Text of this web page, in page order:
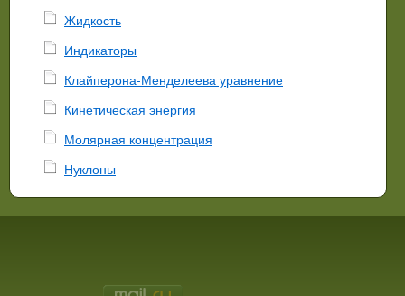
Жидкость
Индикаторы
Клайперона-Менделеева уравнение
Кинетическая энергия
Молярная концентрация
Нуклоны